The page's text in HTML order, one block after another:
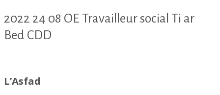
2022 24 08 OE Travailleur social Ti ar
Bed CDD
L’Asfad